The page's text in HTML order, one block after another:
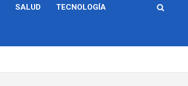
SALUD TECNOLOGÍA